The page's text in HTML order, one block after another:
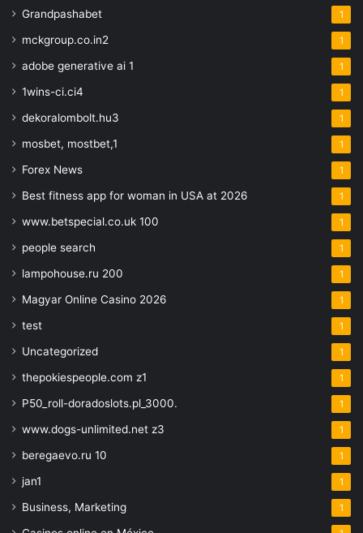
Grandpashabet 1
mckgroup.co.in2 1
adobe generative ai 1 1
1wins-ci.ci4 1
dekoralombolt.hu3 1
mosbet, mostbet,1 1
Forex News 1
Best fitness app for woman in USA at 2026 1
www.betspecial.co.uk 100 1
people search 1
lampohouse.ru 200 1
Magyar Online Casino 2026 1
test 1
Uncategorized 1
thepokiespeople.com z1 1
P50_roll-doradoslots.pl_3000. 1
www.dogs-unlimited.net z3 1
beregaevo.ru 10 1
jan1 1
Business, Marketing 1